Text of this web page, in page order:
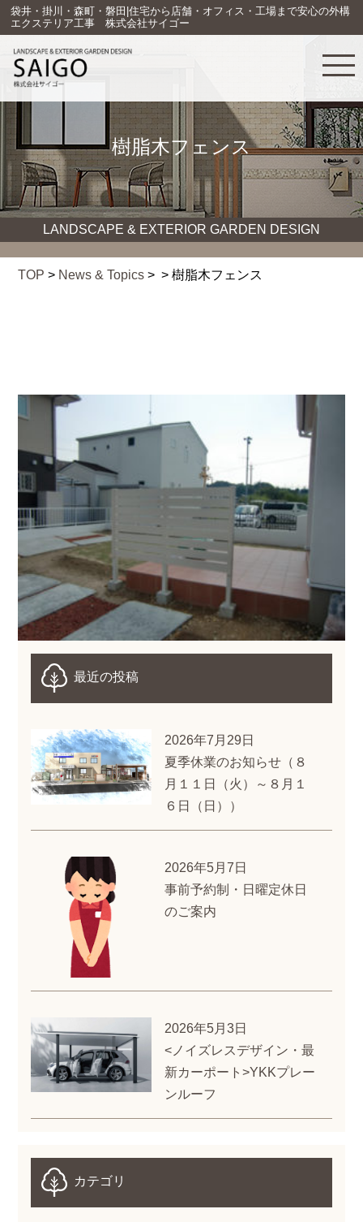
袋井・掛川・森町・磐田|住宅から店舗・オフィス・工場まで安心の外構
エクステリア工事 株式会社サイゴー
樹脂木フェンス
LANDSCAPE & EXTERIOR GARDEN DESIGN
TOP > News & Topics > > 樹脂木フェンス
最近の投稿
2026年7月29日
夏季休業のお知らせ（８
月１１日（火）～８月１
６日（日））
2026年5月7日
事前予約制・日曜定休日
のご案内
2026年5月3日
<ノイズレスデザイン・最
新カーポート>YKKプレー
ンルーフ
カテゴリ